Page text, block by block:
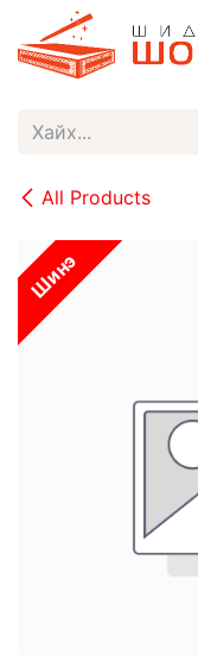
Skip to Content
All Products
Шинэ